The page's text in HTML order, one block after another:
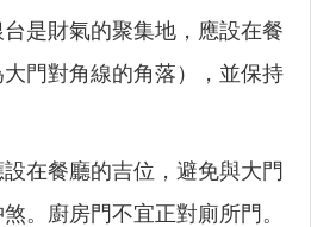
台是財氣的聚集地，應設在餐
門對角線的角落），並保持
設在餐廳的吉位，避免與大門
。廚房門不宜正對廁所門。